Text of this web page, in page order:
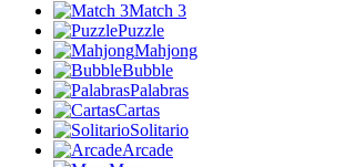
Match 3
Puzzle
Mahjong
Bubble
Palabras
Cartas
Solitario
Arcade